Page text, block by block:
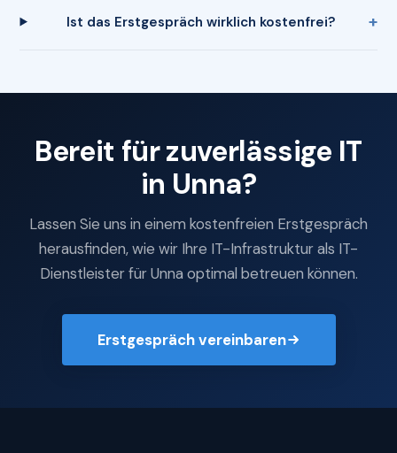
Ist das Erstgespräch wirklich kostenfrei?
Bereit für zuverlässige IT
in Unna?
Lassen Sie uns in einem kostenfreien Erstgespräch
herausfinden, wie wir Ihre IT-Infrastruktur als IT-
Dienstleister für Unna optimal betreuen können.
Erstgespräch vereinbaren